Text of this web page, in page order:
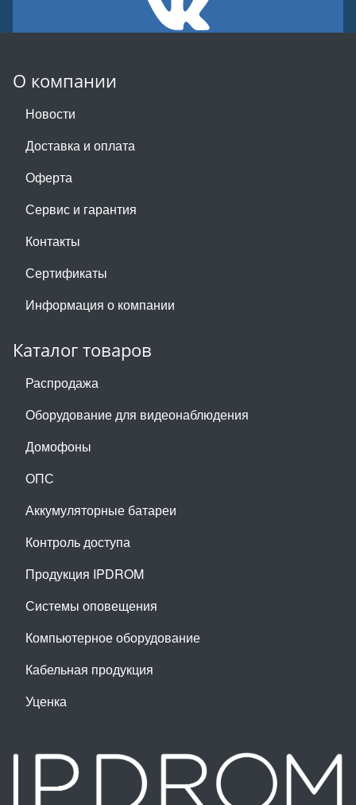
О компании
Новости
Доставка и оплата
Оферта
Сервис и гарантия
Контакты
Сертификаты
Информация о компании
Каталог товаров
Распродажа
Оборудование для видеонаблюдения
Домофоны
ОПС
Аккумуляторные батареи
Контроль доступа
Продукция IPDROM
Системы оповещения
Компьютерное оборудование
Кабельная продукция
Уценка